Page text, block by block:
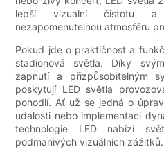
lepší vizuální čistotu a
nezapomenutelnou atmosféru
Pokud jde o praktičnost a
stadionová světla. Díky
zapnutí a přizpůsobitelným
poskytují LED světla
pohodlí. Ať už se jedná o
události nebo implementaci
technologie LED nabízí
podmanivých vizuálních zážitků.